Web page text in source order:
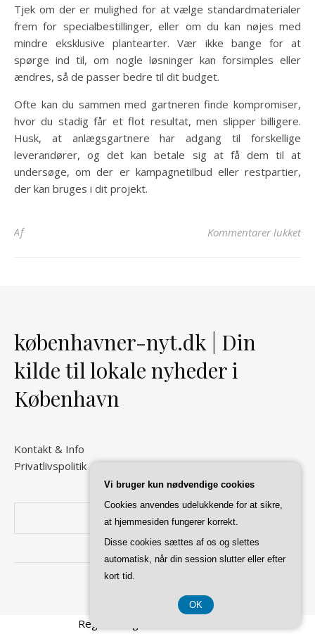
Tjek om der er mulighed for at vælge standardmaterialer
frem for specialbestillinger, eller om du kan nøjes med
mindre eksklusive plantearter. Vær ikke bange for at
spørge ind til, om nogle løsninger kan forsimples eller
ændres, så de passer bedre til dit budget.
Ofte kan du sammen med gartneren finde kompromiser,
hvor du stadig får et flot resultat, men slipper billigere.
Husk, at anlægsgartnere har adgang til forskellige
leverandører, og det kan betale sig at få dem til at
undersøge, om der er kampagnetilbud eller restpartier,
der kan bruges i dit projekt.
Af Kommentarer lukkettil
københavner-nyt.dk | Din
kilde til lokale nyheder i
København
Kontakt & Info
Privatlivspolitik
Registreringsnummer 37407739
Vi bruger kun nødvendige cookies
Cookies anvendes udelukkende for at sikre,
at hjemmesiden fungerer korrekt.
Disse cookies sættes af os og slettes
automatisk, når din session slutter eller efter
kort tid.
OK